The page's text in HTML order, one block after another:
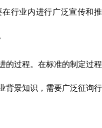
行业内进行广泛宣传和推
的过程。在标准的制定过程
背景知识，需要广泛征询行